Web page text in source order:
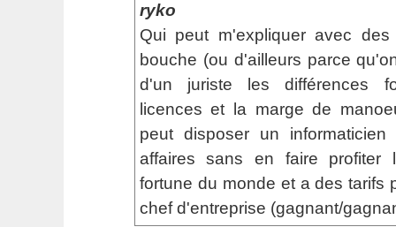
ryko
Qui peut m'expliquer avec
bouche (ou d'ailleurs parce
d'un juriste les différences
licences et la marge de
peut disposer un
affaires sans en faire profiter
fortune du monde et a des tarifs
chef d'entreprise (gagnant/